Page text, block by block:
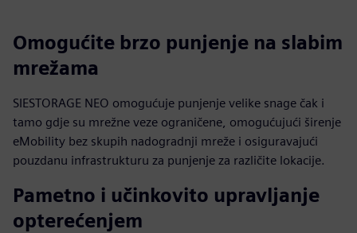
Omogućite brzo punjenje na slabim
mrežama
SIESTORAGE NEO omogućuje punjenje velike snage čak i
tamo gdje su mrežne veze ograničene, omogućujući širenje
eMobility bez skupih nadogradnji mreže i osiguravajući
pouzdanu infrastrukturu za punjenje za različite lokacije.
Pametno i učinkovito upravljanje
opterećenjem